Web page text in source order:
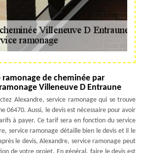
ramonage de cheminée par
Villeneuve D Entraune
Alexandre, service ramonage qui se trouve
06470. Aussi, le devis est nécessaire pour avoir
à payer. Ce tarif sera en fonction du service
service ramonage détaille bien le devis et il le
le devis, Alexandre, service ramonage peut